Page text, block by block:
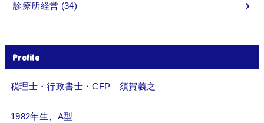
診療所経営 (34)
Profile
税理士・行政書士・CFP 須賀義之
1982年生、A型